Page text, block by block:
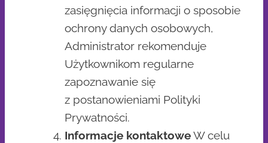
zasięgnięcia informacji o sposobie
ochrony danych osobowych,
Administrator rekomenduje
Użytkownikom regularne
zapoznawanie się
z postanowieniami Polityki
Prywatności.
Informacje kontaktoweW celu